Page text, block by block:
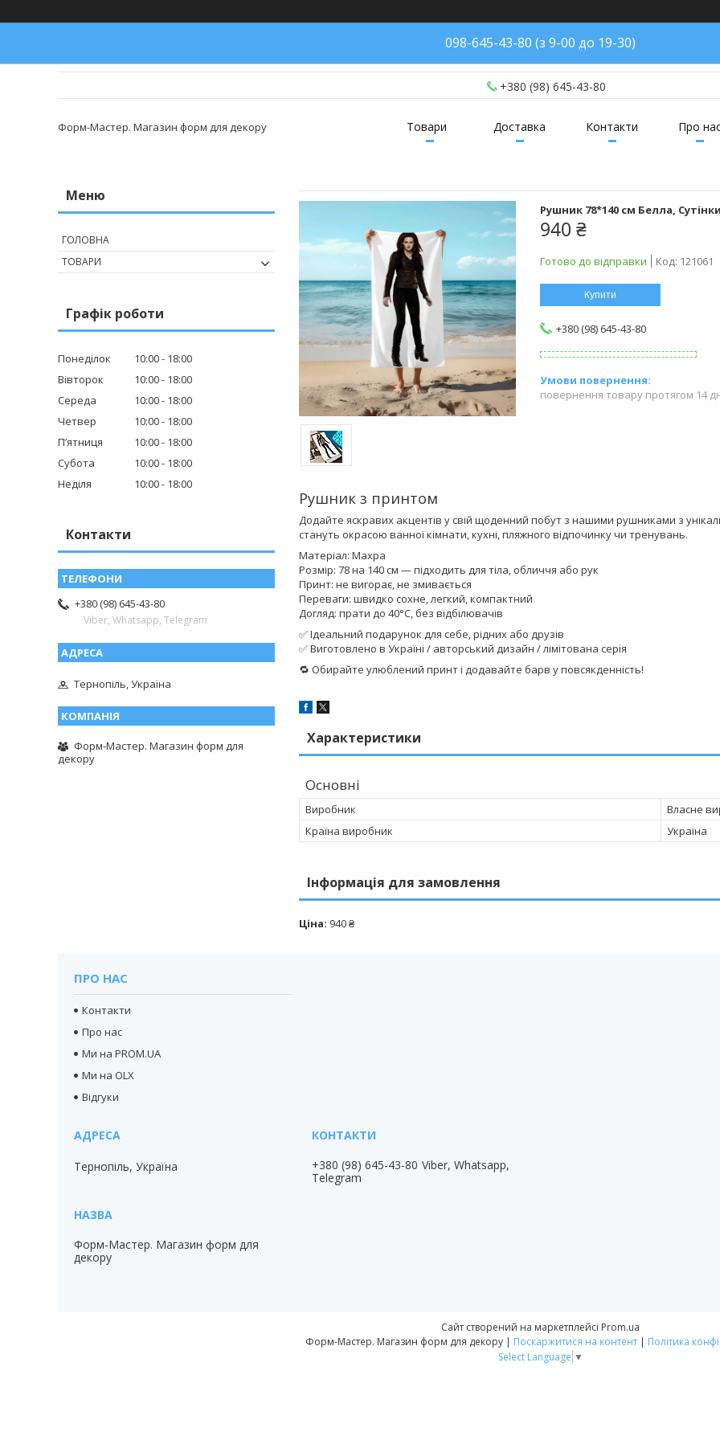
098-645-43-80 (з 9-00 до 19-30)
+380 (98) 645-43-80
Форм-Мастер. Магазин форм для декору Товари Доставка Контакти Про
Рушник 78*140 см Белла,
940 ₴
Готово до відправки Код: 121061
Купити
+380 (98) 645-43-80
повернення товару протягом 14
Рушник з принтом
Додайте яскравих акцентів у свій щоденний побут з нашими рушниками з
стануть окрасою ванної кімнати, кухні, пляжного відпочинку чи тренувань.
Матеріал: Махра
Розмір: 78 на 140 см — підходить для тіла, обличчя або рук
Принт: не вигорає, не змивається
Переваги: швидко сохне, легкий, компактний
Догляд: прати до 40°C, без відбілювачів
✅ Ідеальний подарунок для себе, рідних або друзів
✅ Виготовлено в Україні / авторський дизайн / лімітована серія
🔁 Обирайте улюблений принт і додавайте барв у повсякденність!
Характеристики
Основні
Виробник
Власне
Країна виробник
Україна
Інформація для замовлення
Ціна: 940 ₴
ГОЛОВНА
ТОВАРИ
Графік роботи
Понеділок 10:00
18:00
Вівторок
10:00
18:00
Середа
10:00
18:00
Четвер
10:00
18:00
Пʼятниця
10:00
18:00
Субота
10:00
18:00
Неділя
10:00 18:00
Контакти
+380 (98) 645-43-80
Viber, Whatsapp, Telegram
Тернопіль, Україна
Форм-Мастер. Магазин форм для
декору
ПРО НАС
Контакти
Про нас
Ми на PROM.UA
Ми на OLX
Відгуки
Тернопіль, Україна
Форм-Мастер. Магазин форм для
декору
+380 (98) 645-43-80 Viber, Whatsapp,
Telegram
Сайт створений на маркетплейсі Prom.ua
Форм-Мастер. Магазин форм для декору | Поскаржитися на контент | Політика
Select Language ▼